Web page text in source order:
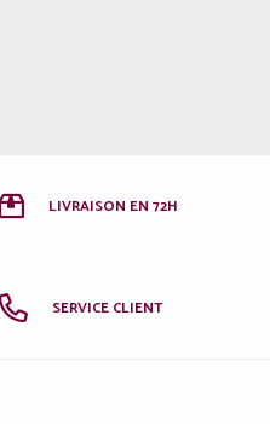
LIVRAISON EN 72H
SERVICE CLIENT